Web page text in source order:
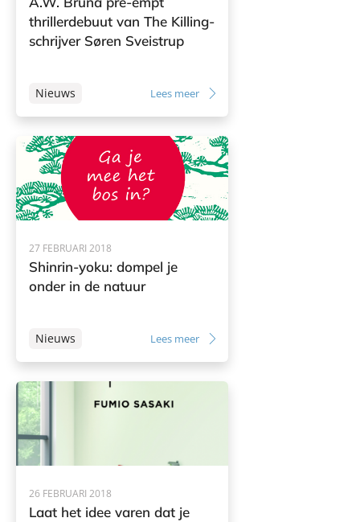
thrillerdebuut van The Killing-
schrijver Søren Sveistrup
Nieuws Lees meer
27 FEBRUARI 2018
Shinrin-yoku: dompel je
onder in de natuur
Nieuws Lees meer
26 FEBRUARI 2018
Laat het idee varen dat je